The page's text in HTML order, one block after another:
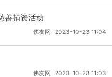
善捐资活动
佛友网 2023-10-23 11:04
佛友网 2023-10-23 11:03